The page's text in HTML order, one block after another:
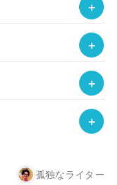
孤独なライター